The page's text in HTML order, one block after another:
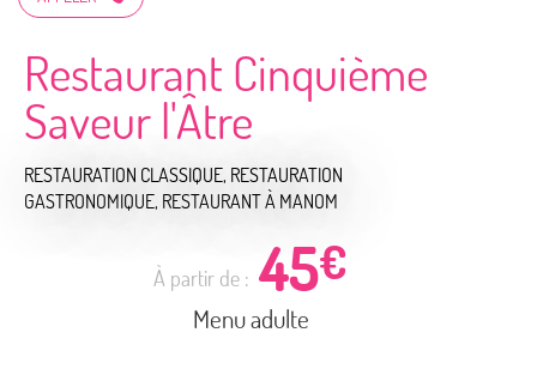
Restaurant Cinquième
Saveur l'Âtre
RESTAURATION CLASSIQUE, RESTAURATION
GASTRONOMIQUE, RESTAURANTÀ MANOM
À partir de : 45€
Menu adulte